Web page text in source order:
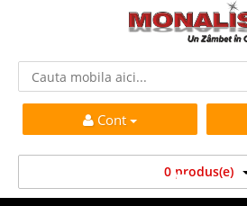
Cont
0 produs(e)